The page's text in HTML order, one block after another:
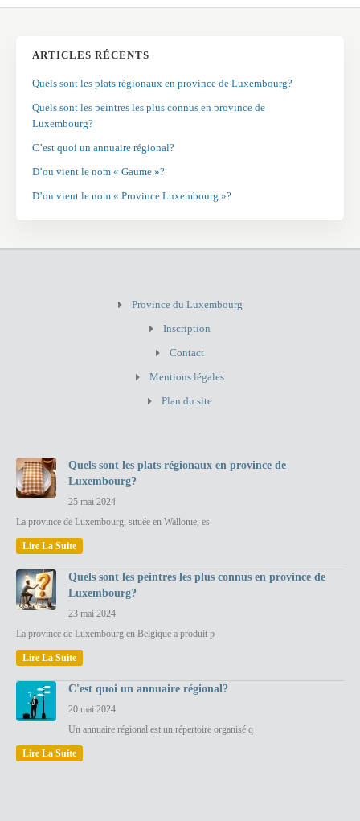
ARTICLES RÉCENTS
Quels sont les plats régionaux en province de Luxembourg?
Quels sont les peintres les plus connus en province de
Luxembourg?
C’est quoi un annuaire régional?
D’ou vient le nom « Gaume »?
D’ou vient le nom « Province Luxembourg »?
Province du Luxembourg
Inscription
Contact
Mentions légales
Plan du site
Quels sont les plats régionaux en province de
Luxembourg?
25 mai 2024
La province de Luxembourg, située en Wallonie, es
Lire La Suite
Quels sont les peintres les plus connus en province de
Luxembourg?
23 mai 2024
La province de Luxembourg en Belgique a produit p
Lire La Suite
C'est quoi un annuaire régional?
20 mai 2024
Un annuaire régional est un répertoire organisé q
Lire La Suite